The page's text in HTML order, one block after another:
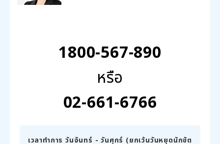
1800-567-890
หรือ
02-661-6766
เวลาทำการ วันจันทร์ - วันศุกร์ (ยกเว้นวันหยุดนักขัต